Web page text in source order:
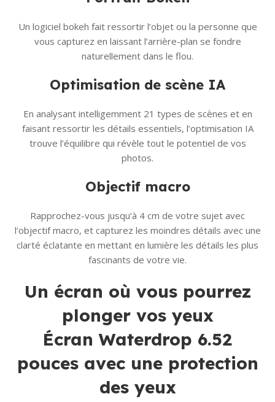
Un logiciel bokeh fait ressortir l’objet ou la personne que
vous capturez en laissant l’arrière-plan se fondre
naturellement dans le flou.
Optimisation de scène IA
En analysant intelligemment 21 types de scènes et en
faisant ressortir les détails essentiels, l’optimisation IA
trouve l’équilibre qui révèle tout le potentiel de vos
photos.
Objectif macro
Rapprochez-vous jusqu’à 4 cm de votre sujet avec
l’objectif macro, et capturez les moindres détails avec une
clarté éclatante en mettant en lumière les détails les plus
fascinants de votre vie.
Un écran où vous pourrez
plonger vos yeux
Écran Waterdrop 6.52
pouces avec une protection
des yeux